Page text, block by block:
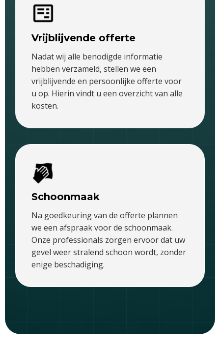
Vrijblijvende offerte
Nadat wij alle benodigde informatie
hebben verzameld, stellen we een
vrijblijvende en persoonlijke offerte voor
u op. Hierin vindt u een overzicht van alle
kosten.
Schoonmaak
Na goedkeuring van de offerte plannen
we een afspraak voor de schoonmaak.
Onze professionals zorgen ervoor dat uw
gevel weer stralend schoon wordt, zonder
enige beschadiging.